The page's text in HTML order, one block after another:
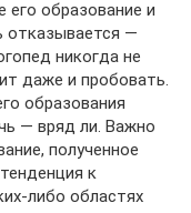
образование и
отказывается —
никогда не
даже и пробовать.
образования
— вряд ли. Важно
полученное
к
либо областях